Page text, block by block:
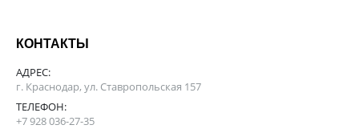
КОНТАКТЫ
АДРЕС:
г. Краснодар, ул. Ставропольская 157
ТЕЛЕФОН:
+7 928 036-27-35